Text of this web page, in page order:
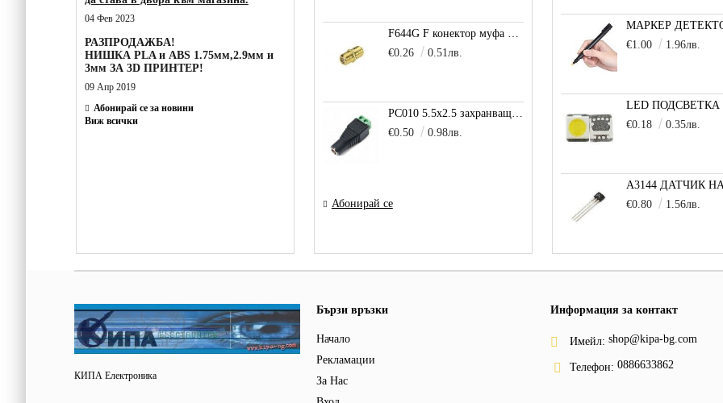
04 Фев 2023
РАЗПРОДАЖБА!
НИШКА PLA и ABS 1.75мм,2.9мм и
3мм ЗА 3D ПРИНТЕР!
09 Апр 2019
Абонирай се за новини
Виж всички
F644G F конектор муфа позлатена
€0.26
0.51лв.
PC010 5.5x2.5 захранващо гнездо с клема за кабел
€0.50
0.98лв.
Абонирай се
€1.00
1.96лв.
€0.18
0.35лв.
€0.80
1.56лв.
КИПА Електроника
Бързи връзки
Начало
Рекламации
За Нас
Информация за контакт
Имейл: shop@kipa-bg.com
Телефон: 0886633862